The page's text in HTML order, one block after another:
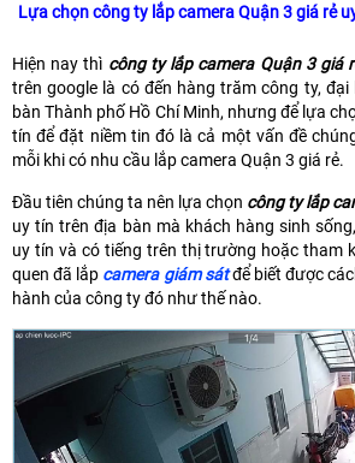
Lựa chọn công ty lắp camera Quận 3 giá rẻ
Hiện nay thì công ty lắp camera Quận 3 giá
trên google là có đến hàng trăm công ty,
bàn Thành phố Hồ Chí Minh, nhưng để lựa
tín để đặt niềm tin đó là cả một vấn đề
mỗi khi có nhu cầu lắp camera Quận 3 giá rẻ.
Đầu tiên chúng ta nên lựa chọn công ty lắp
uy tín trên địa bàn mà khách hàng sinh
uy tín và có tiếng trên thị trường hoặc tham
quen đã lắp camera giám sátđể biết được
hành của công ty đó như thế nào.